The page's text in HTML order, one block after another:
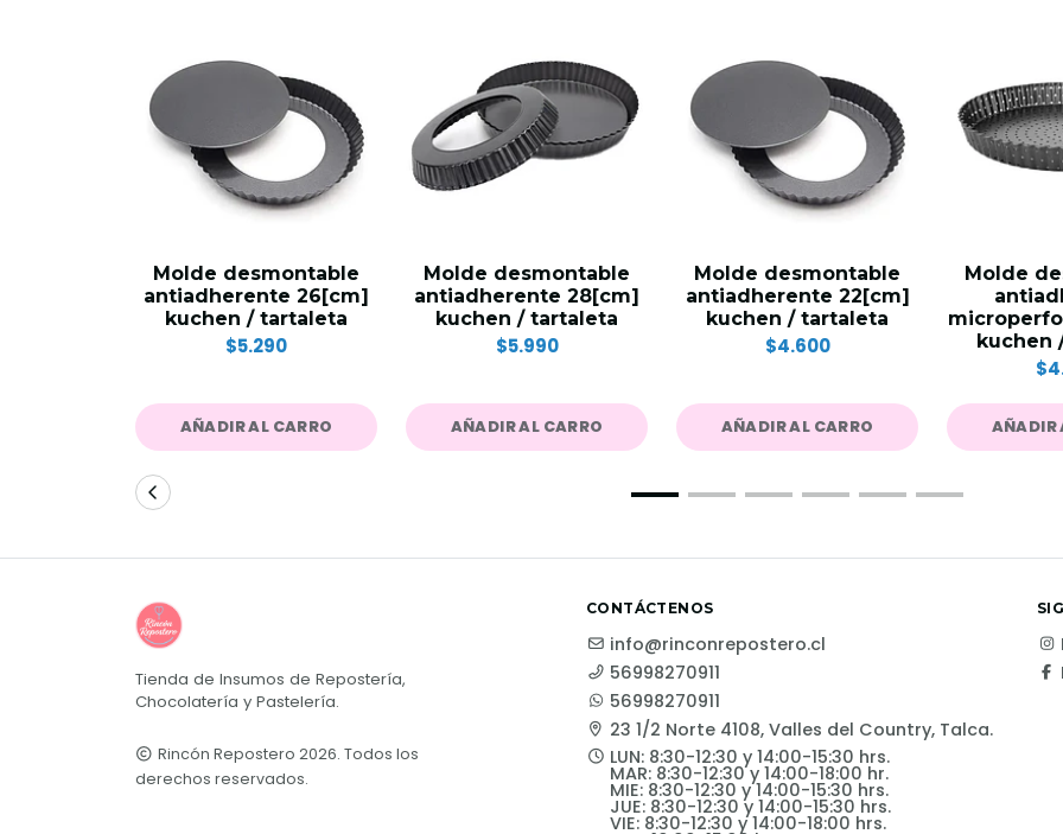
Molde desmontable
antiadherente 26[cm]
kuchen / tartaleta
$5.290
AÑADIR AL CARRO
Molde desmontable
antiadherente 28[cm]
kuchen / tartaleta
$5.990
AÑADIR AL CARRO
Molde desmontable
antiadherente 22[cm]
kuchen / tartaleta
$4.600
AÑADIR AL CARRO
Molde
kuchen
AÑADIR
Tienda de Insumos de Repostería,
Chocolatería y Pastelería.
Rincón Repostero 2026. Todos los
derechos reservados.
CONTÁCTENOS
info@rinconrepostero.cl
56998270911
56998270911
23 1/2 Norte 4108, Valles del Country, Talca.
LUN: 8:30-12:30 y 14:00-15:30 hrs.
MAR: 8:30-12:30 y 14:00-18:00 hr.
MIE: 8:30-12:30 y 14:00-15:30 hrs.
JUE: 8:30-12:30 y 14:00-15:30 hrs.
VIE: 8:30-12:30 y 14:00-18:00 hrs.